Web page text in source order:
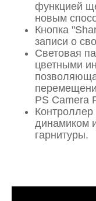
функцией
новым
Кнопка
записи о
Световая
цветными
PS Camera
динамиком
гарнитуры.